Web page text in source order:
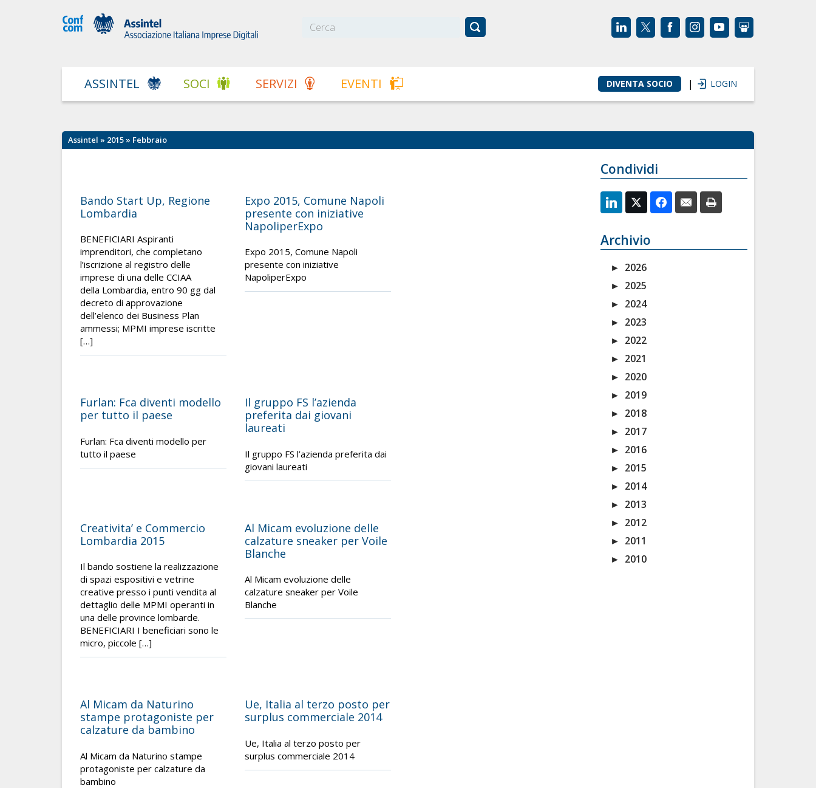
ASSINTEL SOCI SERVIZI EVENTI DIVENTA SOCIO | LOGIN
Assintel » 2015 » Febbraio
Bando Start Up, Regione
Lombardia
BENEFICIARI Aspiranti
imprenditori, che completano
l’iscrizione al registro delle
imprese di una delle CCIAA
della Lombardia, entro 90 gg dal
decreto di approvazione
dell’elenco dei Business Plan
ammessi; MPMI imprese iscritte
[…]
Expo 2015, Comune Napoli
presente con iniziative
NapoliperExpo
Expo 2015, Comune Napoli
presente con iniziative
NapoliperExpo
Furlan: Fca diventi modello
per tutto il paese
Furlan: Fca diventi modello per
tutto il paese
Il gruppo FS l’azienda
preferita dai giovani
laureati
Il gruppo FS l’azienda preferita dai
giovani laureati
Creativita’ e Commercio
Lombardia 2015
Il bando sostiene la realizzazione
di spazi espositivi e vetrine
creative presso i punti vendita al
dettaglio delle MPMI operanti in
una delle province lombarde.
BENEFICIARI I beneficiari sono le
micro, piccole […]
Al Micam evoluzione delle
calzature sneaker per Voile
Blanche
Al Micam evoluzione delle
calzature sneaker per Voile
Blanche
Al Micam da Naturino
stampe protagoniste per
calzature da bambino
Al Micam da Naturino stampe
protagoniste per calzature da
bambino
Ue, Italia al terzo posto per
surplus commerciale 2014
Ue, Italia al terzo posto per
surplus commerciale 2014
Condividi
Archivio
► 2026
► 2025
► 2024
► 2023
► 2022
► 2021
► 2020
► 2019
► 2018
► 2017
► 2016
► 2015
► 2014
► 2013
► 2012
► 2011
► 2010